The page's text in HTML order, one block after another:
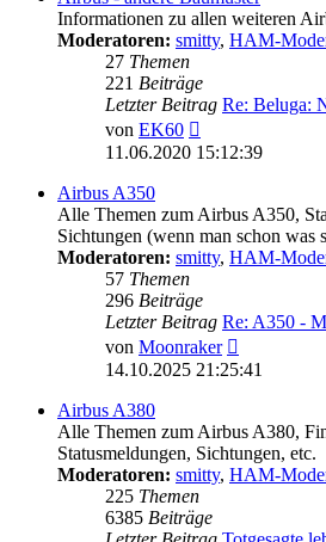
Informationen zu allen weiteren
Moderatoren: smitty, HAM-
27 Themen
221 Beiträge
Letzter Beitrag Re: Beluga:
von EK60
Beitrag
11.06.2020 15:12:39
Airbus A350
Alle Themen zum Airbus A350,
Sichtungen (wenn man schon was
Moderatoren: smitty, HAM-
57 Themen
296 Beiträge
Letzter Beitrag Re: A350 -
von Moonraker
Beitrag
14.10.2025 21:25:41
Airbus A380
Alle Themen zum Airbus A380,
Statusmeldungen, Sichtungen, etc.
Moderatoren: smitty, HAM-
225 Themen
6385 Beiträge